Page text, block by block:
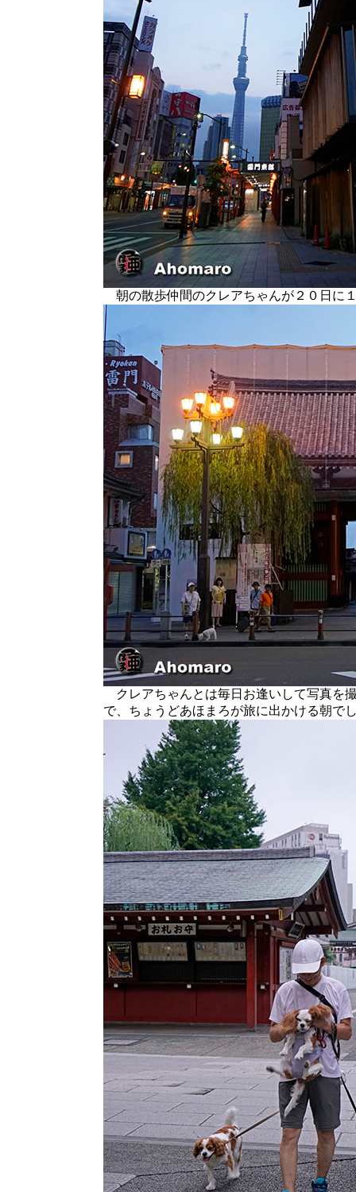
朝の散歩仲間のクレアちゃんが２０日に
クレアちゃんとは毎日お逢いして写真を
で、ちょうどあほまろが旅に出かける朝で